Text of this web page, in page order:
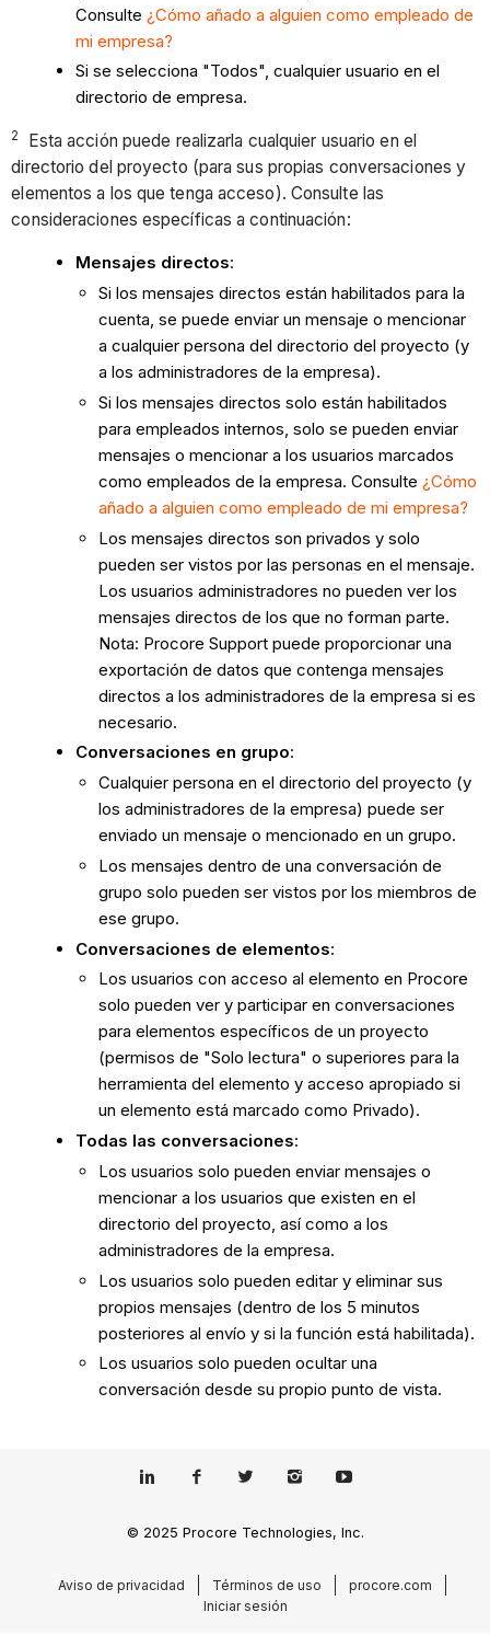
Consulte ¿Cómo añado a alguien como empleado de
mi empresa?
Si se selecciona "Todos", cualquier usuario en el
directorio de empresa.
2
Esta acción puede realizarla cualquier usuario en el
directorio del proyecto (para sus propias conversaciones y
elementos a los que tenga acceso). Consulte las
consideraciones específicas a continuación:
Mensajes directos:
Si los mensajes directos están habilitados para la
cuenta, se puede enviar un mensaje o mencionar
a cualquier persona del directorio del proyecto (y
a los administradores de la empresa).
Si los mensajes directos solo están habilitados
para empleados internos, solo se pueden enviar
mensajes o mencionar a los usuarios marcados
como empleados de la empresa. Consulte ¿Cómo
añado a alguien como empleado de mi empresa?
Los mensajes directos son privados y solo
pueden ser vistos por las personas en el mensaje.
Los usuarios administradores no pueden ver los
mensajes directos de los que no forman parte.
Nota: Procore Support puede proporcionar una
exportación de datos que contenga mensajes
directos a los administradores de la empresa si es
necesario.
Conversaciones en grupo:
Cualquier persona en el directorio del proyecto (y
los administradores de la empresa) puede ser
enviado un mensaje o mencionado en un grupo.
Los mensajes dentro de una conversación de
grupo solo pueden ser vistos por los miembros de
ese grupo.
Conversaciones de elementos:
Los usuarios con acceso al elemento en Procore
solo pueden ver y participar en conversaciones
para elementos específicos de un proyecto
(permisos de "Solo lectura" o superiores para la
herramienta del elemento y acceso apropiado si
un elemento está marcado como Privado).
Todas las conversaciones:
Los usuarios solo pueden enviar mensajes o
mencionar a los usuarios que existen en el
directorio del proyecto, así como a los
administradores de la empresa.
Los usuarios solo pueden editar y eliminar sus
propios mensajes (dentro de los 5 minutos
posteriores al envío y si la función está habilitada).
Los usuarios solo pueden ocultar una
conversación desde su propio punto de vista.
© 2025 Procore Technologies, Inc.
Aviso de privacidad Términos de uso
procore.com
Iniciar sesión